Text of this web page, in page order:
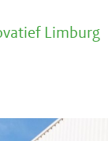
Limburg